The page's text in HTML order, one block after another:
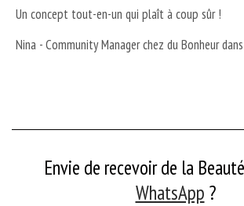
Un concept tout-en-un qui plaît à coup sûr !
Nina - Community Manager chez du Bonheur
Envie de recevoir de la
WhatsApp ?